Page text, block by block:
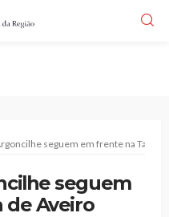
seguem em frente na Taça
seguem
de Aveiro